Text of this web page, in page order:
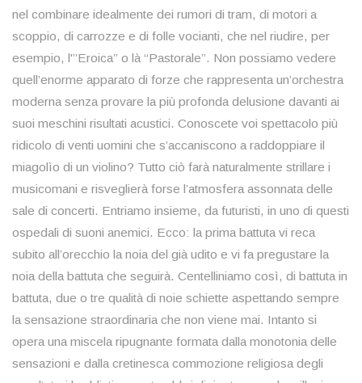
nel combinare idealmente dei rumori di tram, di motori a
scoppio, di carrozze e di folle vocianti, che nel riudire, per
esempio, l'”Eroica” o là “Pastorale”. Non possiamo vedere
quell’enorme apparato di forze che rappresenta un’orchestra
moderna senza provare la più profonda delusione davanti ai
suoi meschini risultati acustici. Conoscete voi spettacolo più
ridicolo di venti uomini che s’accaniscono a raddoppiare il
miagolìo di un violino? Tutto ciò farà naturalmente strillare i
musicomani e risveglierà forse l’atmosfera assonnata delle
sale di concerti. Entriamo insieme, da futuristi, in uno di questi
ospedali di suoni anemici. Ecco: la prima battuta vi reca
subito all’orecchio la noia del già udito e vi fa pregustare la
noia della battuta che seguirà. Centelliniamo così, di battuta in
battuta, due o tre qualità di noie schiette aspettando sempre
la sensazione straordinaria che non viene mai. Intanto si
opera una miscela ripugnante formata dalla monotonia delle
sensazioni e dalla cretinesca commozione religiosa degli